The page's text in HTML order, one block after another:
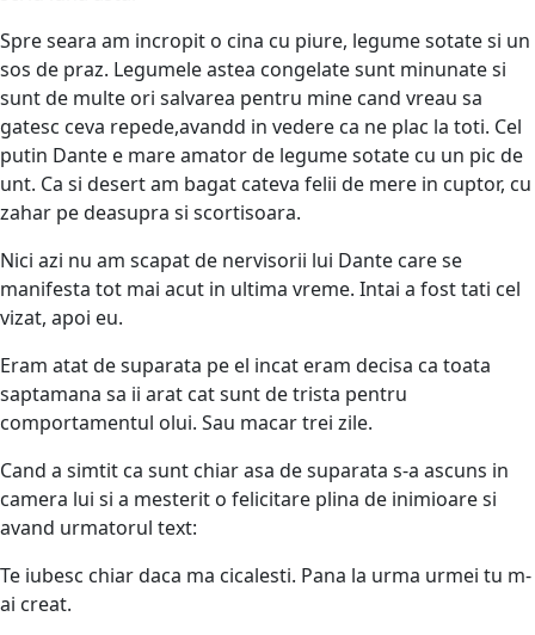
Spre seara am incropit o cina cu piure, legume sotate si un
sos de praz. Legumele astea congelate sunt minunate si
sunt de multe ori salvarea pentru mine cand vreau sa
gatesc ceva repede,avandd in vedere ca ne plac la toti. Cel
putin Dante e mare amator de legume sotate cu un pic de
unt. Ca si desert am bagat cateva felii de mere in cuptor, cu
zahar pe deasupra si scortisoara.
Nici azi nu am scapat de nervisorii lui Dante care se
manifesta tot mai acut in ultima vreme. Intai a fost tati cel
vizat, apoi eu.
Eram atat de suparata pe el incat eram decisa ca toata
saptamana sa ii arat cat sunt de trista pentru
comportamentul olui. Sau macar trei zile.
Cand a simtit ca sunt chiar asa de suparata s-a ascuns in
camera lui si a mesterit o felicitare plina de inimioare si
avand urmatorul text:
Te iubesc chiar daca ma cicalesti. Pana la urma urmei tu m-
ai creat.